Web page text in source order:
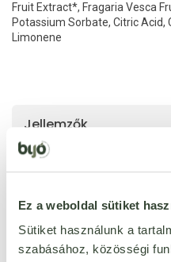
Ez a weboldal sütiket
Sütiket használunk a
szabásához, közösségi
Fruit Extract*, Fragaria Vesca
Potassium Sorbate, Citric Acid,
Limonene
Jellemzők
parabénmentes
bio